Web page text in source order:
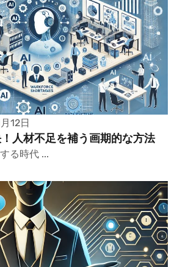
12日
人材不足を補う画期的な方法
る時代 ...